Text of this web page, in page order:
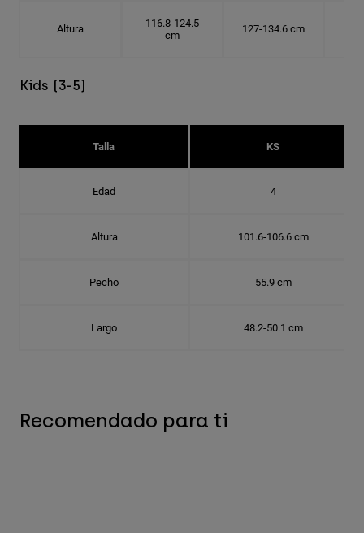
Altura
116.8-124.5
cm
127-134.6 cm
Kids (3-5)
Talla KS
Edad 4
Altura 101.6-106.6 cm
Pecho 55.9 cm
Largo 48.2-50.1 cm
Recomendado para ti